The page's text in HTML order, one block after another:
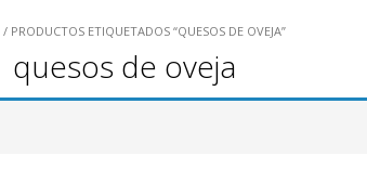
/ PRODUCTOS ETIQUETADOS “QUESOS DE OVEJA”
quesos de oveja